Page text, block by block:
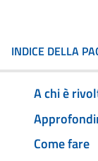
INDICE DELLA
A chi è
Come fare